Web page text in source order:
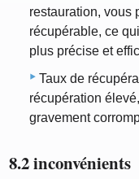
restauration, vous
récupérable, ce
plus précise et
Taux de
récupération
gravement
8.2 inconvénients